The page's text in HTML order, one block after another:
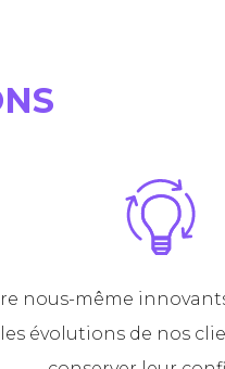
nous-même
les évolutions de nos